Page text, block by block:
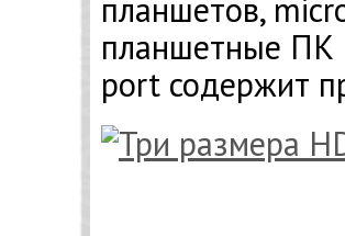
планшетов,
планшетные ПК
port содержит